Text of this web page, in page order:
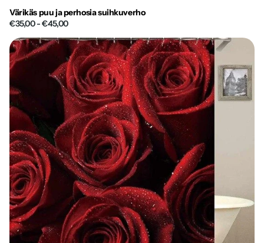
Värikäs puu ja perhosia suihkuverho
€35,00- €45,00